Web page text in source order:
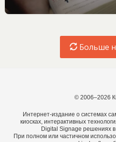
Больше
© 2006–2026
Интернет-издание о системах
киосках, интерактивных
Digital Signage решениях
При полном или частичном